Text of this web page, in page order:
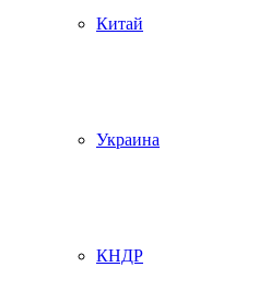
Китай
Украина
КНДР